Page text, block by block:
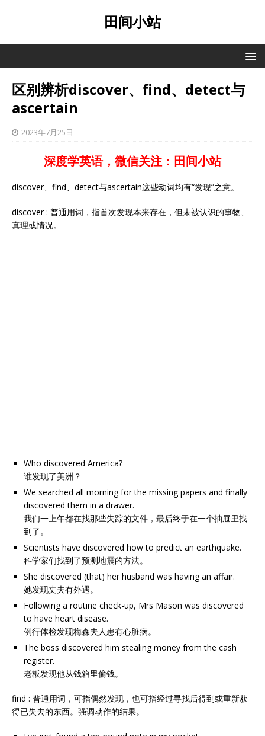
田间小站
区别辨析discover、find、detect与
ascertain
2023年7月25日
深度学英语，微信关注：田间小站
discover、find、detect与ascertain这些动词均有“发现”之意。
discover : 普通用词，指首次发现本来存在，但未被认识的事物、
真理或情况。
Who discovered America?
谁发现了美洲？
We searched all morning for the missing papers and finally
discovered them in a drawer.
我们一上午都在找那些失踪的文件，最后终于在一个抽屉里找
到了。
Scientists have discovered how to predict an earthquake.
科学家们找到了预测地震的方法。
She discovered (that) her husband was having an affair.
她发现丈夫有外遇。
Following a routine check-up, Mrs Mason was discovered
to have heart disease.
例行体检发现梅森夫人患有心脏病。
The boss discovered him stealing money from the cash
register.
老板发现他从钱箱里偷钱。
find : 普通用词，可指偶然发现，也可指经过寻找后得到或重新获
得已失去的东西。强调动作的结果。